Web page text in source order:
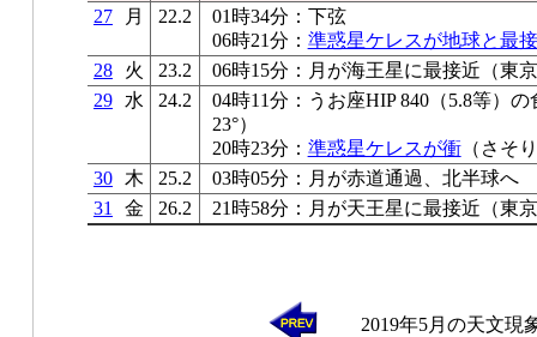
27
月 22.2
01時34分：下弦
06時21分： 準惑星ケレスが地球と最
28
火 23.2
06時15分：月が海王星に最接近（東京
29
水 24.2
04時11分：うお座HIP 840（5.8等）
23°）
20時23分： 準惑星ケレスが衝（さそ
30
木 25.2
03時05分：月が赤道通過、北半球へ
31
金 26.2 21時58分：月が天王星に最接近（東京
2019年5月の天文現